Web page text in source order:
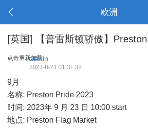
欧洲
[英国] 【普雷斯顿骄傲】
点击重新加载
admin
2023-8-21 01:31:38
9月
名称: Preston Pride 2023
时间: 2023年 9 月 23 日 10:00 start
地点: Preston Flag Market